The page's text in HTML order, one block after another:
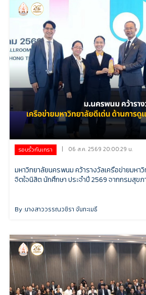
รอบรั้วกันเกรา | 06 ส.ค. 2569 20:00:29 น.
มหาวิทยาลัยนครพนม คว้ารางวัลเครือข่ายมหา
จิตใจนิสิต นักศึกษา ประจำปี 2569 จากกรมสุข
By :นางสาววรรณวชิรา จันทะเมธี